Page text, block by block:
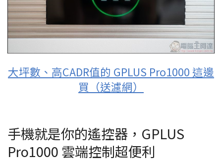
大坪數、高CADR值的 GPLUS Pro1000 這邊
買（送濾網）
手機就是你的遙控器，GPLUS
Pro1000 雲端控制超便利